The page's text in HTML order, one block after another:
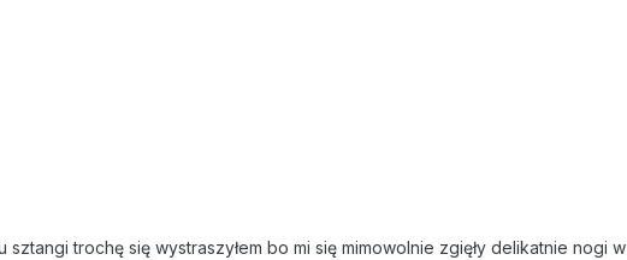
trochę się wystraszyłem bo mi się mimowolnie zgięły delikatnie nogi w